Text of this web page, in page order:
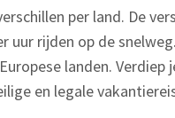
per land. De
uur rijden op de
landen. Verdiep
en legale